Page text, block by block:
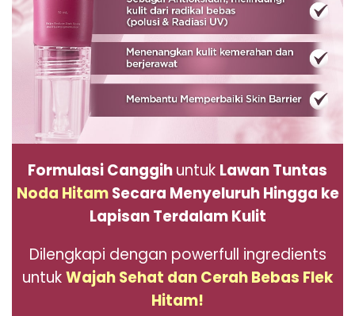
Formulasi Canggihuntuk Lawan Tuntas
Noda Hitam Secara Menyeluruh Hingga ke
Lapisan Terdalam Kulit
Dilengkapi dengan powerfull ingredients
untukWajah Sehat dan Cerah Bebas Flek
Hitam!